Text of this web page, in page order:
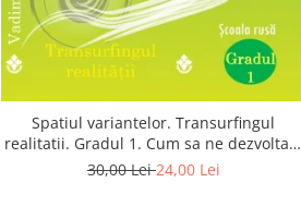
Spatiul variantelor. Transurfingul
realitatii. Gradul 1. Cum sa ne dezvoltam
intuitia si sa ne alegem soarta
30,00 Lei24,00 Lei